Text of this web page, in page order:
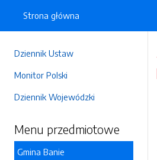
Dziennik Ustaw
Monitor Polski
Dziennik Wojewódzki
Menu przedmiotowe
Gmina Banie
Strona główna